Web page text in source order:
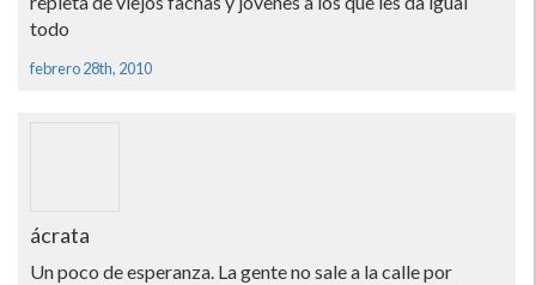
todo
febrero 28th, 2010
ácrata
Un poco de esperanza. La gente no sale a la calle por